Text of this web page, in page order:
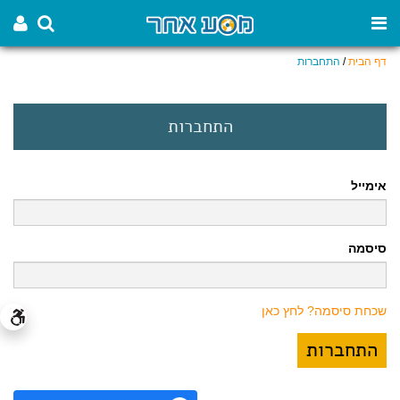
דף הבית/ התחברות
התחברות
אימייל
סיסמה
שכחת סיסמה? לחץ כאן